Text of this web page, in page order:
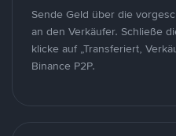
Sende Geld über die
an den Verkäufer. Schließe
klicke auf „Transferiert,
Binance P2P.